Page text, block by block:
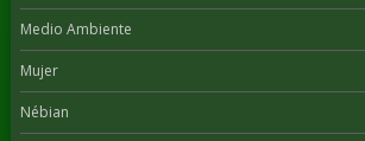
Medio Ambiente
Mujer
Nébian